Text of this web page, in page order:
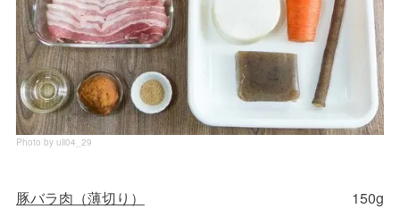
Photo by uli04_29
豚バラ肉（薄切り）
150g